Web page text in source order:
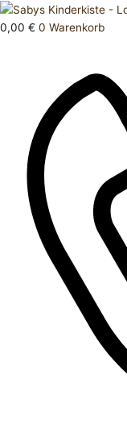
Zum
Inhalt
0,00 € 0 Warenkorb
Products
search
Oberteil
68